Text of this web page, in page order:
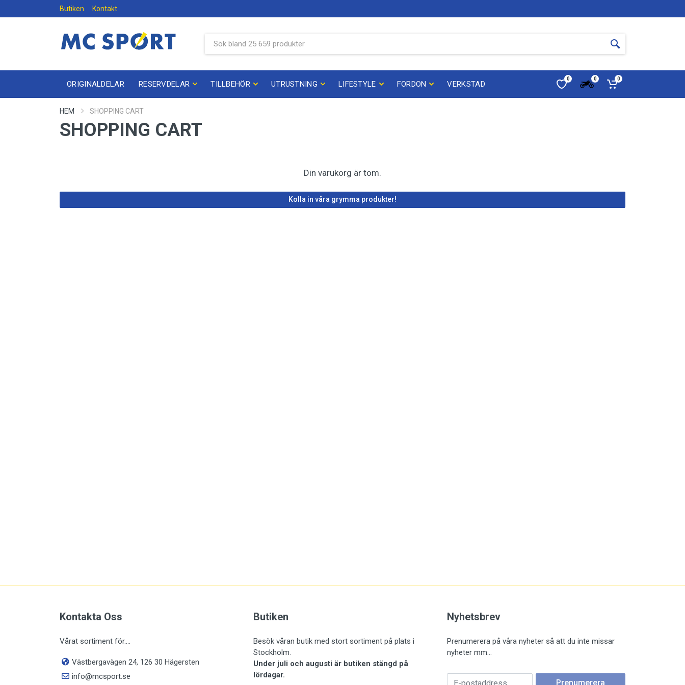
Butiken Kontakt
ORIGINALDELAR RESERVDELAR TILLBEHÖR UTRUSTNING LIFESTYLE FORDON VERKSTAD
0 0 0
HEM SHOPPING CART
SHOPPING CART
Din varukorg är tom.
Kolla in våra grymma produkter!
Kontakta Oss
Vårat sortiment för....
Västbergavägen 24, 126 30 Hägersten
info@mcsport.se
Butiken
Besök våran butik med stort sortiment på plats i
Stockholm.
Under juli och augusti är butiken stängd på
lördagar.
Nyhetsbrev
Prenumerera på våra nyheter så att du inte missar
nyheter mm...
Prenumerera